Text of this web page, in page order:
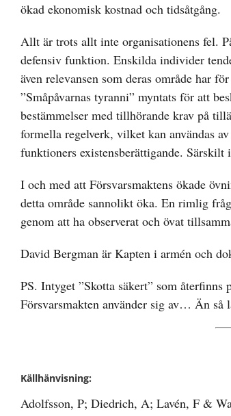
ökad ekonomisk kostnad och tidsåtgång.
Allt är trots allt inte organisationens fel.
defensiv funktion. Enskilda individer
även relevansen som deras område har
”Småpåvarnas tyranni” myntats för att
bestämmelser med tillhörande krav på
formella regelverk, vilket kan användas
funktioners existensberättigande.
I och med att Försvarsmaktens ökade
detta område sannolikt öka. En rimlig
genom att ha observerat och övat
David Bergman är Kapten i armén och
PS. Intyget ”Skotta säkert” som
Försvarsmakten använder sig av… Än så
Källhänvisning:
Adolfsson, P; Diedrich, A; Lavén, F &